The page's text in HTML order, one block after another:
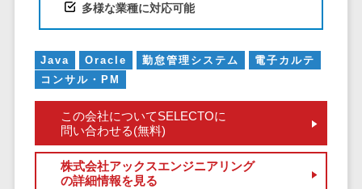
商圏分析ツール>
アルコールチェックアプリ>
店舗業務支援システム>
会議効率化ツ
ール
ナレッジ共有
ツール
フィスツール
ビジネスチャ
ット
多様な業種に対応可能
Java Oracle 勤怠管理システム
電子カルテ
コンサル・PM
この会社についてSELECTOに
問い合わせる(無料)
株式会社アックスエンジニアリング
の詳細情報を見る